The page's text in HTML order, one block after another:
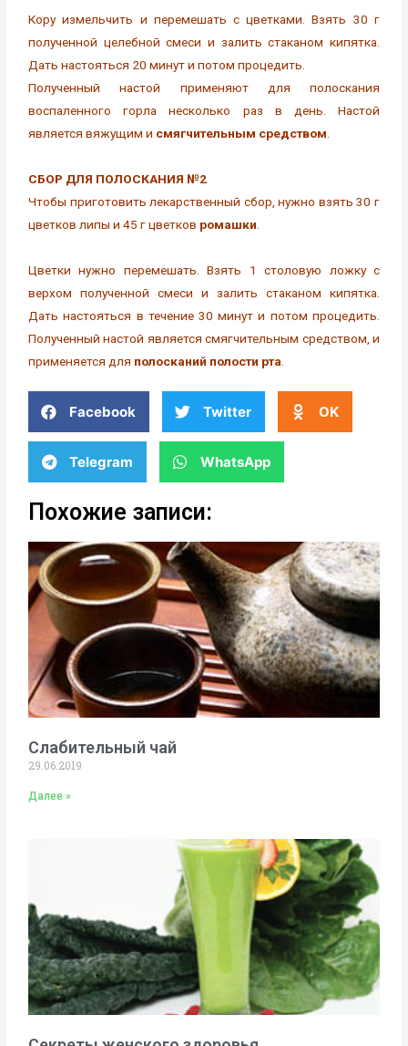
Кору измельчить и перемешать с цветками. Взять 30 г
полученной целебной смеси и залить стаканом кипятка.
Дать настояться 20 минут и потом процедить.
Полученный настой применяют для полоскания
воспаленного горла несколько раз в день. Настой
является вяжущим и смягчительным средством
СБОР ДЛЯ ПОЛОСКАНИЯ №2
Чтобы приготовить лекарственный сбор, нужно взять 30 г
цветков липы и 45 г цветков ромашки
Цветки нужно перемешать. Взять 1 столовую ложку с
верхом полученной смеси и залить стаканом кипятка.
Дать настояться в течение 30 минут и потом процедить.
Полученный настой является смягчительным средством, и
применяется для полосканий полости рта
Facebook Twitter OK
Telegram WhatsApp
Похожие записи:
Слабительный чай
29.06.2019
Далее »